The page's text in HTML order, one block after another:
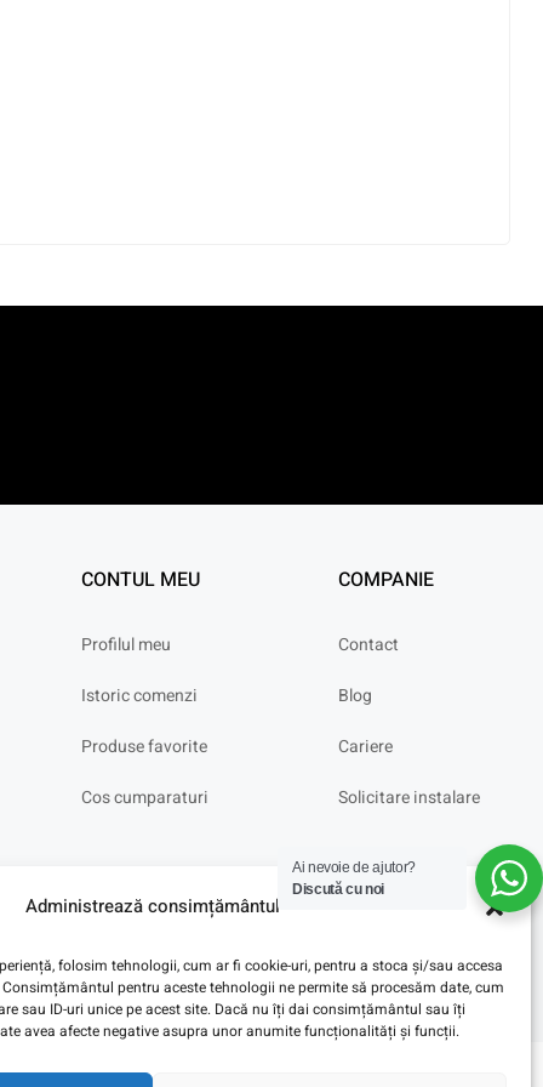
Administrează consimțământul
folosim tehnologii, cum ar fi cookie-uri, pentru a stoca și/sau accesa
pentru aceste tehnologii ne permite să procesăm date, cum
sau ID-uri unice pe acest site. Dacă nu îți dai consimțământul sau îți
avea afecte negative asupra unor anumite funcționalități și funcții.
CONTUL MEU
Profilul meu
Istoric comenzi
Produse favorite
Cos cumparaturi
COMPANIE
Contact
Blog
Cariere
Solicitare instalare
Ai nevoie de ajutor?
Discută cu noi